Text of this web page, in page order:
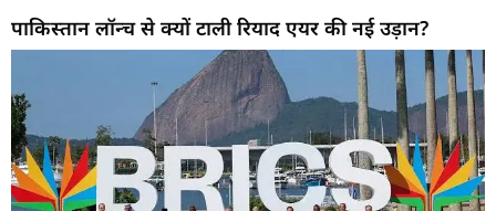
पाकिस्तान लॉन्च से क्यों टाली रियाद एयर की नई उड़ान?